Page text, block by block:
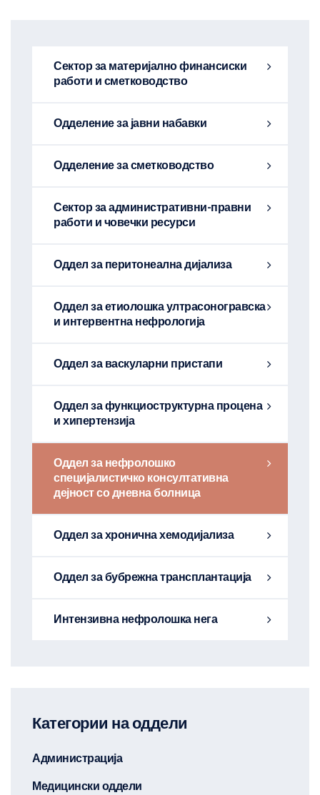
Сектор за материјално финансиски
работи и сметководство
Одделение за јавни набавки
Одделение за сметководство
Сектор за административни-правни
работи и човечки ресурси
Оддел за перитонеална дијализа
Оддел за етиолошка ултрасоногравска
и интервентна нефрологија
Оддел за васкуларни пристапи
Оддел за функциоструктурна процена
и хипертензија
Оддел за нефролошко
специјалистичко консултативна
дејност со дневна болница
Оддел за хронична хемодијализа
Оддел за бубрежна трансплантација
Интензивна нефролошка нега
Категории на оддели
Администрација
Медицински оддели